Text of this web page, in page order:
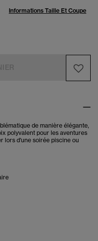
Informations Taille Et Coupe
de manière élégante,
polyvalent pour les aventures
lors d'une soirée piscine ou